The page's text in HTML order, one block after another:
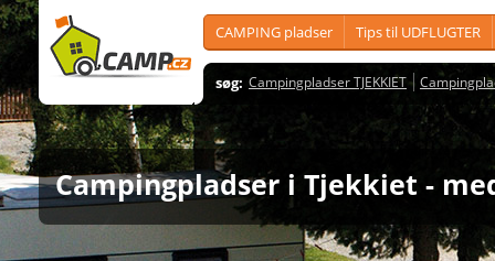
CAMPING pladser Tips til UDFLUGTER
søg: Campingpladser TJEKKIET
Campingpladser i Tjekkiet -